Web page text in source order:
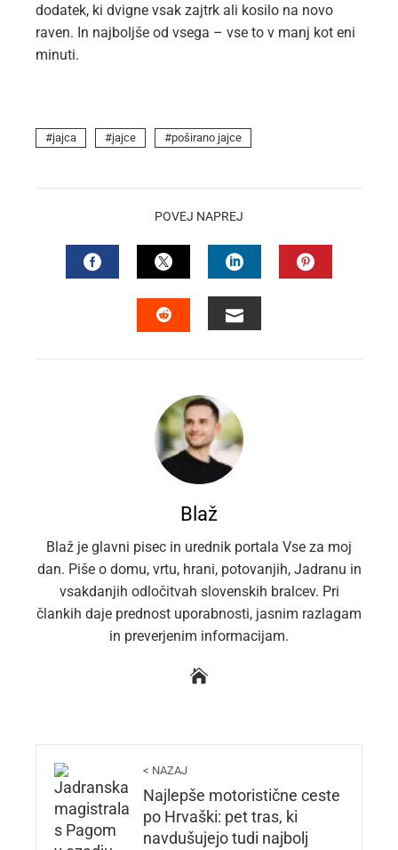
dodatek, ki dvigne vsak zajtrk ali kosilo na novo
raven. In najboljše od vsega – vse to v manj kot eni
minuti.
jajca jajce poširano jajce
POVEJ NAPREJ
FACEBOOKTWITTERLINKEDIN
Blaž
Blaž je glavni pisec in urednik portala Vse za moj
dan. Piše o domu, vrtu, hrani, potovanjih, Jadranu in
vsakdanjih odločitvah slovenskih bralcev. Pri
člankih daje prednost uporabnosti, jasnim razlagam
in preverjenim informacijam.
< NAZAJ
Najlepše motoristične ceste
po Hrvaški: pet tras, ki
navdušujejo tudi najbolj